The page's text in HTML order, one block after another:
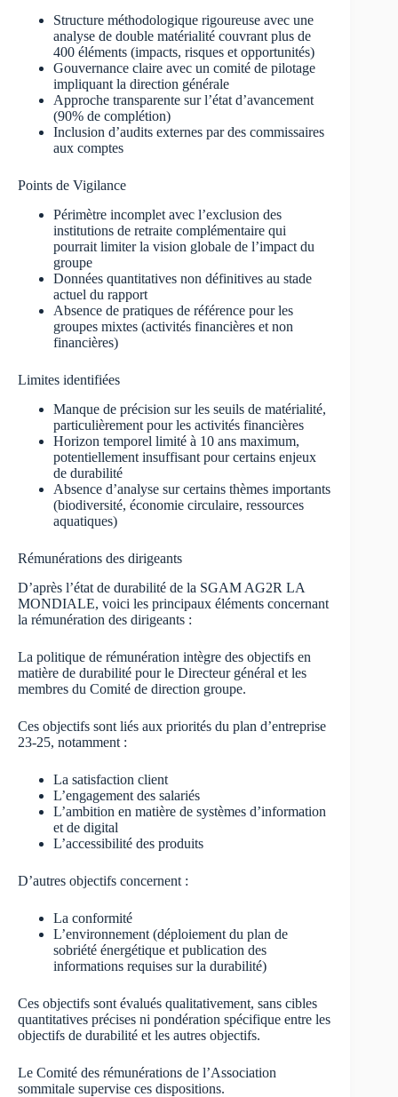
Structure méthodologique rigoureuse avec une
analyse de double matérialité couvrant plus de
400 éléments (impacts, risques et opportunités)
Gouvernance claire avec un comité de pilotage
impliquant la direction générale
Approche transparente sur l’état d’avancement
(90% de complétion)
Inclusion d’audits externes par des commissaires
aux comptes
Points de Vigilance
Périmètre incomplet avec l’exclusion des
institutions de retraite complémentaire qui
pourrait limiter la vision globale de l’impact du
groupe
Données quantitatives non définitives au stade
actuel du rapport
Absence de pratiques de référence pour les
groupes mixtes (activités financières et non
financières)
Limites identifiées
Manque de précision sur les seuils de matérialité,
particulièrement pour les activités financières
Horizon temporel limité à 10 ans maximum,
potentiellement insuffisant pour certains enjeux
de durabilité
Absence d’analyse sur certains thèmes importants
(biodiversité, économie circulaire, ressources
aquatiques)
Rémunérations des dirigeants
D’après l’état de durabilité de la SGAM AG2R LA
MONDIALE, voici les principaux éléments concernant
la rémunération des dirigeants :
La politique de rémunération intègre des objectifs en
matière de durabilité pour le Directeur général et les
membres du Comité de direction groupe.
Ces objectifs sont liés aux priorités du plan d’entreprise
23-25, notamment :
La satisfaction client
L’engagement des salariés
L’ambition en matière de systèmes d’information
et de digital
L’accessibilité des produits
D’autres objectifs concernent :
La conformité
L’environnement (déploiement du plan de
sobriété énergétique et publication des
informations requises sur la durabilité)
Ces objectifs sont évalués qualitativement, sans cibles
quantitatives précises ni pondération spécifique entre les
objectifs de durabilité et les autres objectifs.
Le Comité des rémunérations de l’Association
sommitale supervise ces dispositions.